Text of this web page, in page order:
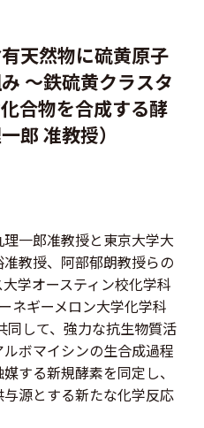
天然物に硫黄原子
〜鉄硫黄クラスタ
合物を合成する酵
郎 准教授）
一郎准教授と東京大学大
教授、阿部郁朗教授らの
学オースティン校化学科
ネギーメロン大学化学科
同して、強力な抗生物質活
ボマイシンの生合成過程
する新規酵素を同定し、
源とする新たな化学反応